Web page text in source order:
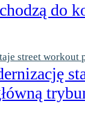
do
street workout